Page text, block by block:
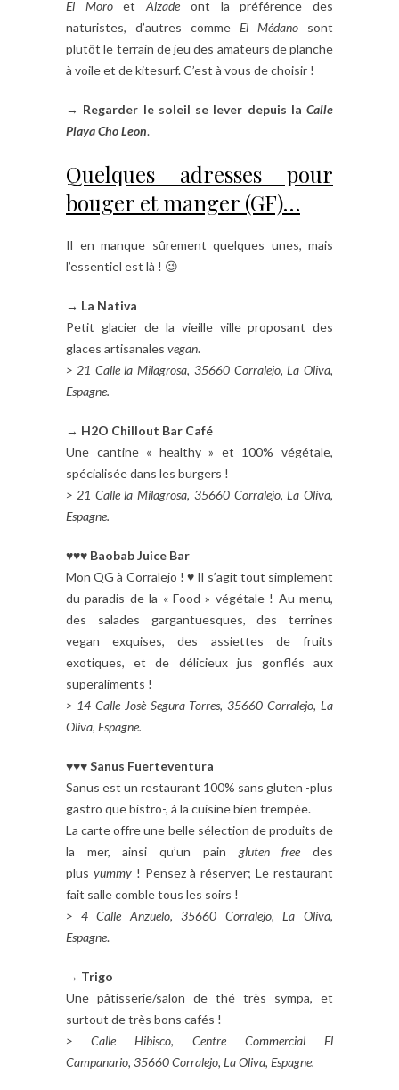
El MoroetAlzade ont la préférence des
naturistes, d’autres comme El Médano sont
plutôt le terrain de jeu des amateurs de planche
à voile et de kitesurf. C’est à vous de choisir !
→ Regarder le soleil se lever depuis la Calle
Playa Cho Leon.
Quelques adresses pour
bouger et manger (GF)…
Il en manque sûrement quelques unes, mais
l’essentiel est là ! 😉
→ La Nativa
Petit glacier de la vieille ville proposant des
glaces artisanales vegan.
> 21 Calle la Milagrosa, 35660 Corralejo, La Oliva,
Espagne.
→ H2O Chillout Bar Café
Une cantine « healthy » et 100% végétale,
spécialisée dans les burgers !
> 21 Calle la Milagrosa, 35660 Corralejo, La Oliva,
Espagne.
♥♥♥ Baobab Juice Bar
Mon QG à Corralejo ! ♥ Il s’agit tout simplement
du paradis de la « Food » végétale ! Au menu,
des salades gargantuesques, des terrines
vegan exquises, des assiettes de fruits
exotiques, et de délicieux jus gonflés aux
superaliments !
> 14 Calle Josè Segura Torres, 35660 Corralejo, La
Oliva, Espagne.
♥♥♥Sanus Fuerteventura
Sanus est un restaurant 100% sans gluten -plus
gastro que bistro-, à la cuisine bien trempée.
La carte offre une belle sélection de produits de
la mer, ainsi qu’un pain gluten free des
plus yummy! Pensez à réserver; Le restaurant
fait salle comble tous les soirs !
> 4 Calle Anzuelo, 35660 Corralejo, La Oliva,
Espagne.
→ Trigo
Une pâtisserie/salon de thé très sympa, et
surtout de très bons cafés !
> Calle Hibisco, Centre Commercial El
Campanario, 35660 Corralejo, La Oliva, Espagne.